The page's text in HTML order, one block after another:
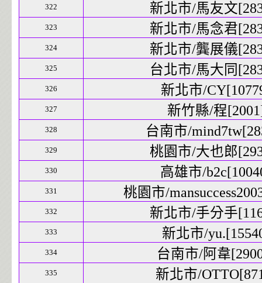
322 新北市/馬友文
323 新北市/馬念君
324 新北市/龔展儀
325 台北市/馬大同
326 新北市/
327 新竹縣/程
328 台南市/
329 桃園市/大也郎
330 高雄市/
331 桃園市/
332 新北市/手分手
333 新北市/
334 台南市/阿韋
335 新北市/